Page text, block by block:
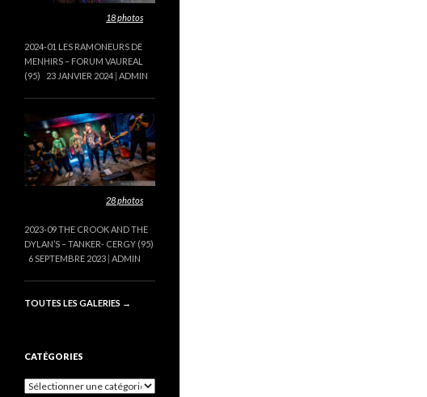
18 photos
2024-01 LES RAMONEURS DE
MENHIRS – FORUM VAUREAL
(95)
23 JANVIER 2024 ADMIN
28 photos
2023-09 THE CROOK AND THE
DYLAN’S – TANKER- CERGY (95)
6 SEPTEMBRE 2023 ADMIN
TOUTES LES GALERIES →
CATÉGORIES
Catégories